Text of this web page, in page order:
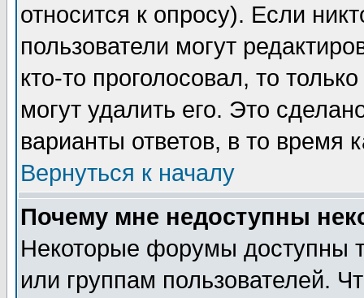
относится к опросу). Если
пользователи могут
кто-то проголосовал, то
могут удалить его. Это
варианты ответов, в то время
Вернуться к началу
Почему мне недоступны
Некоторые форумы доступны
или группам пользователей.